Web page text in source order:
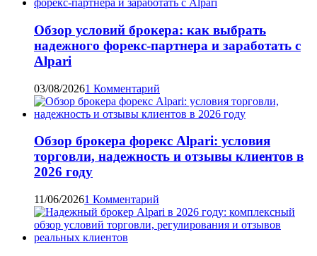
Обзор условий брокера: как выбрать
надежного форекс-партнера и заработать с
Alpari
03/08/20261 Комментарий
Обзор брокера форекс Alpari: условия
торговли, надежность и отзывы клиентов в
2026 году
11/06/20261 Комментарий